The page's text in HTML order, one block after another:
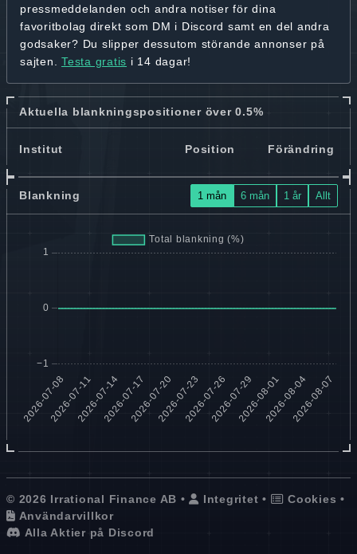
pressmeddelanden och andra notiser för dina
favoritbolag direkt som DM i Discord samt en del andra
godsaker? Du slipper dessutom störande annonser på
sajten. Testa gratis i 14 dagar!
Aktuella blankningspositioner över 0.5%
Institut Position Förändring
Blankning 1 mån 6 mån 1 år Allt
© 2026 Irrational Finance AB • Integritet • Cookies •
Användarvillkor
Alla Aktier på Discord